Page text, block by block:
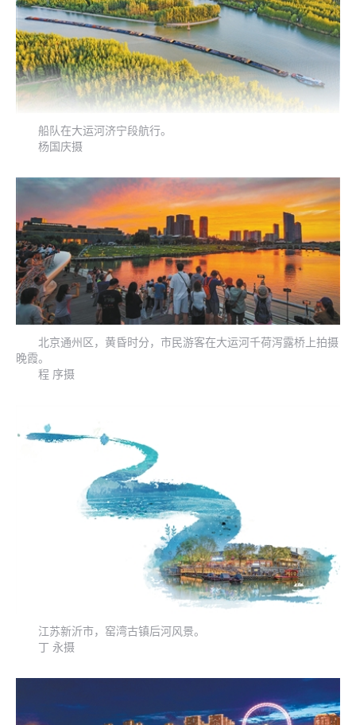
船队在大运河济宁段航行。
杨国庆摄
北京通州区，黄昏时分，市民游客在大运河千荷泻露桥上拍摄
晚霞。
程 序摄
江苏新沂市，窑湾古镇后河风景。
丁 永摄